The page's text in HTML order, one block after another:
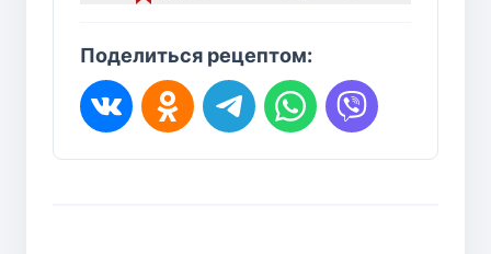
Поделиться рецептом: